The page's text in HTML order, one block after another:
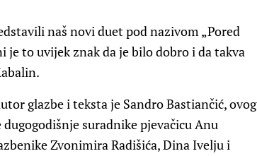
naš novi duet pod nazivom „Pored
je to uvijek znak da je bilo dobro i da takva
glazbe i teksta je Sandro Bastiančić, ovog
suradnike pjevačicu Anu
Zvonimira Radišića, Dina Ivelju i